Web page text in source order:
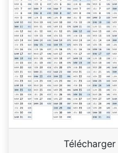
Télécharger